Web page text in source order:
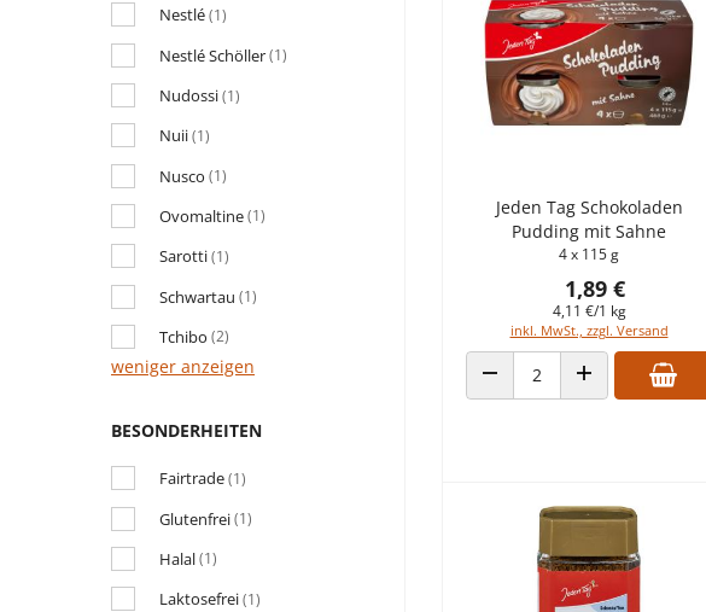
Nestlé(1)
Nestlé Schöller(1)
Nudossi(1)
Nuii(1)
Nusco (1)
Ovomaltine(1)
Sarotti(1)
Schwartau (1)
Tchibo (2)
weniger anzeigen
BESONDERHEITEN
Fairtrade(1)
Glutenfrei(1)
Halal(1)
Laktosefrei(1)
Jeden Tag Schokoladen
Pudding mit Sahne
4 x 115 g
1,89 €
4,11 €/1 kg
inkl. MwSt., zzgl. Versand
ANZAHL VERRINGERNANZAHL ERHÖHEN